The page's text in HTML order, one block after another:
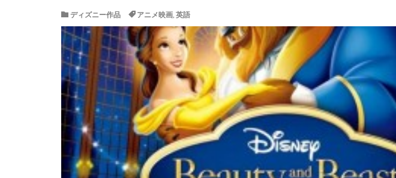
ディズニー作品 アニメ映画, 英語